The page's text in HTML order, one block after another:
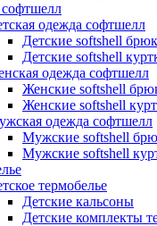
одежда софтшелл
Детские softshell
Детские softshell
одежда софтшелл
Женские softshell
Женские softshell
одежда софтшелл
Мужские softshell
Мужские softshell
термобелье
Детские кальсоны
Детские комплекты